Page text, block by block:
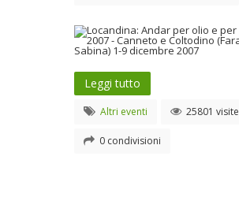
Leggi tutto
Altri eventi 25801 visite
0 condivisioni